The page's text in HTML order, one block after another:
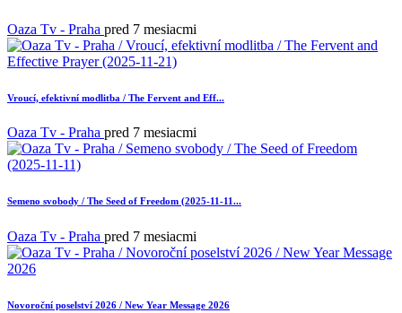
Oaza Tv - Praha pred 7 mesiacmi
Vroucí, efektivní modlitba / The Fervent and Eff...
Oaza Tv - Praha pred 7 mesiacmi
Semeno svobody / The Seed of Freedom (2025-11-11...
Oaza Tv - Praha pred 7 mesiacmi
Novoroční poselství 2026 / New Year Message 2026